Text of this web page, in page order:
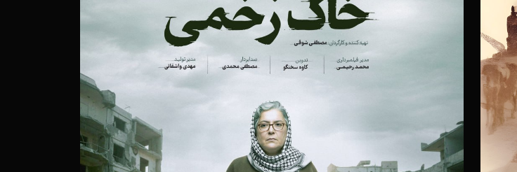
۲۰ آذر ۱۴۰۴
سفری جسورانه به قلب یک انگ اجتماعی